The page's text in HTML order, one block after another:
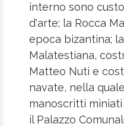
interno sono
d'arte; la Rocca
epoca bizantina;
Malatestiana,
Matteo Nuti e
navate, nella
manoscritti
il Palazzo